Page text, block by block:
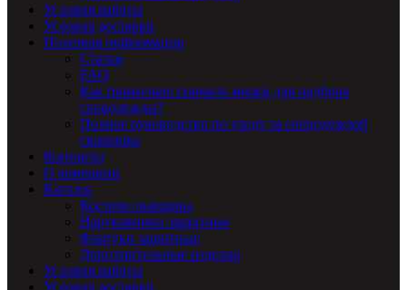
Условия работы
Условия доставки
Полезная информация
Статьи
FAQ
Как правильно снимать мерки для подбора
спецодежды?
Полное руководство по уходу за спецодеждой
сварщика
Контакты
О компании
Каталог
Костюм сварщика
Нарукавники защитные
Фартуки защитные
Дополнительные изделия
Условия работы
Условия доставки